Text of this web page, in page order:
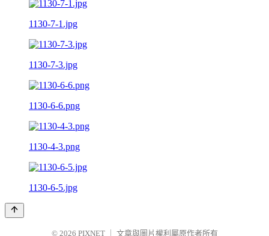
1130-7-1.jpg
1130-7-3.jpg
1130-6-6.png
1130-4-3.png
1130-6-5.jpg
© 2026 PIXNET 文章與圖片權利屬原作者所有